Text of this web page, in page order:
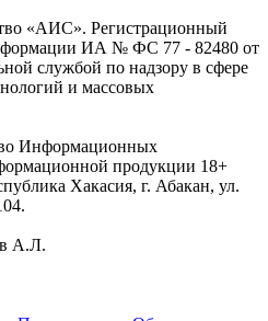
«АИС». Регистрационный
ИА № ФС 77 - 82480 от
службой по надзору в сфере
и массовых
Информационных
продукции 18+
Хакасия, г. Абакан, ул.
А.Л.